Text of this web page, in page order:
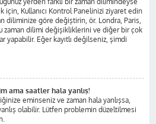
için, Kullanıcı Kontrol Panelinizi ziyaret edin
diliminize göre değiştirin, ör. Londra, Paris,
zaman dilimi değişikliklerini ve diğer bir çok
yapabilir. Eğer kayıtlı değilseniz, şimdi
ama saatler hala yanlış!
eminseniz ve zaman hala yanlışsa,
olabilir. Lütfen problemin düzeltilmesi